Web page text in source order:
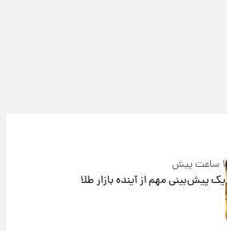
۱ ساعت پیش
یک پیش‌بینی مهم از آینده بازار طلا